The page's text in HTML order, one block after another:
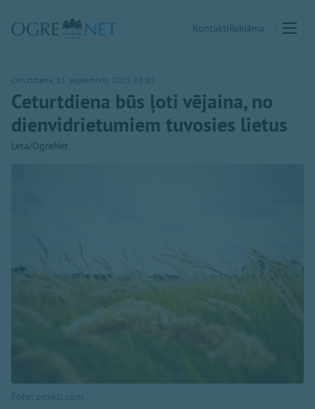
KontaktiReklāma
Ceturtdiena, 11. septembris, 2025 08:07
Ceturtdiena būs ļoti vējaina, no
dienvidrietumiem tuvosies lietus
Leta/OgreNet
Foto: pexels.com